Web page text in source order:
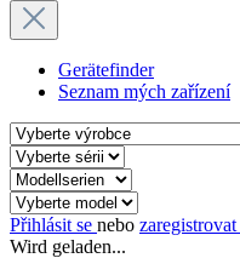
Gerätefinder
Seznam mých zařízení
Přihlásit se nebo zaregistrovat
Wird geladen...